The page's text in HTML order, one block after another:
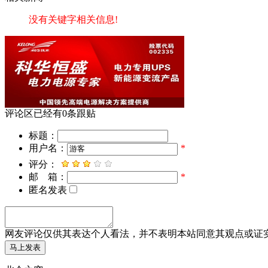
没有关键字相关信息!
评论区已经有0条跟贴
标题：
用户名：
*
评分：
邮 箱：
*
匿名发表
网友评论仅供其表达个人看法，并不表明本站同意其观点或证